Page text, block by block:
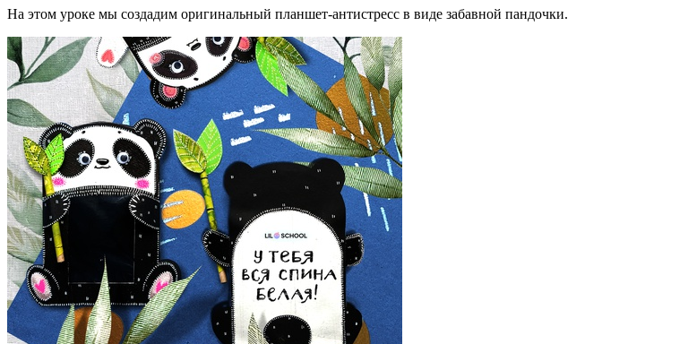
На этом уроке мы создадим оригинальный планшет-антистресс в виде забавной пандочки.